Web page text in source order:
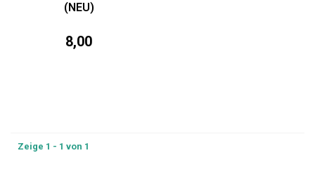
(NEU)
8,00
Zeige 1 - 1 von 1